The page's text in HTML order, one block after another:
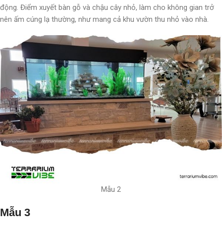
động. Điểm xuyết bàn gỗ và chậu cây nhỏ, làm cho không gian trở
nên ấm cúng lạ thường, như mang cả khu vườn thu nhỏ vào nhà.
Mẫu 2
Mẫu 3